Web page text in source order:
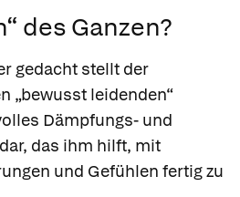
des Ganzen?
gedacht stellt der
„bewusst leidenden“
Dämpfungs- und
das ihm hilft, mit
und Gefühlen fertig zu